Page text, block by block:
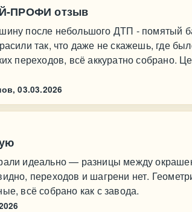
ПРОФИ отзыв
после небольшого ДТП - помятый
так, что даже не скажешь, где
переходов, всё аккуратно собрано.
03.03.2026
идеально — разницы между
переходов и шагрени нет.
всё собрано как с завода.